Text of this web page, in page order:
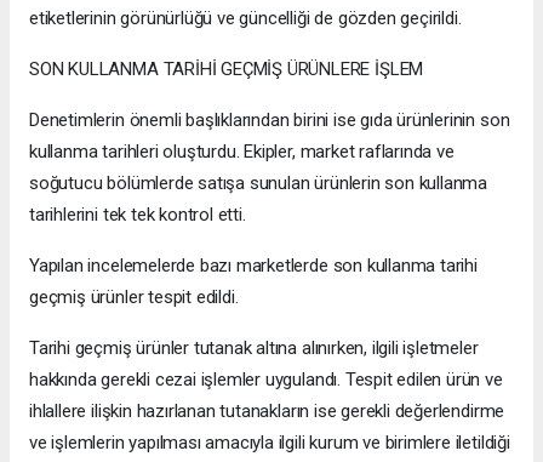
etiketlerinin görünürlüğü ve güncelliği de gözden geçirildi.
SON KULLANMA TARİHİ GEÇMİŞ ÜRÜNLERE İŞLEM
Denetimlerin önemli başlıklarından birini ise gıda ürünlerinin son
kullanma tarihleri oluşturdu. Ekipler, market raflarında ve
soğutucu bölümlerde satışa sunulan ürünlerin son kullanma
tarihlerini tek tek kontrol etti.
Yapılan incelemelerde bazı marketlerde son kullanma tarihi
geçmiş ürünler tespit edildi.
Tarihi geçmiş ürünler tutanak altına alınırken, ilgili işletmeler
hakkında gerekli cezai işlemler uygulandı. Tespit edilen ürün ve
ihlallere ilişkin hazırlanan tutanakların ise gerekli değerlendirme
ve işlemlerin yapılması amacıyla ilgili kurum ve birimlere iletildiği